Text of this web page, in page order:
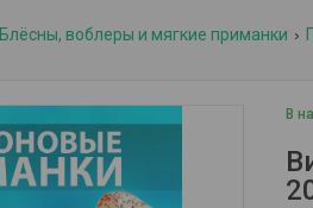
Блёсны, воблеры и мягкие приманки
В